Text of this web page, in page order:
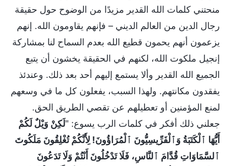
منحتني كلمات الله القدير مزيدًا من الوضوح حول حقيقة
رجال الدين من العالم الديني – فإنهم يقاومون الله. إنهم
يزعمون أنهم يحمون قطيع الله بعدم السماح لنا بمشاركة
إنجيل ملكوت الله، لكنهم في الحقيقة يخشون أن يتبع
الجميع الله القدير وألا يستمع إليهم أحد بعد ذلك. وعندئذ
يفقدون مكانتهم. ولهذا السبب، يفعلون كل ما في وسعهم
لمنع المؤمنين أو تعطيلهم عن تقصي الطريق الحق.
جعلني ذلك أفكر في كلمات الرب يسوع: "لَكِنْ وَيْلٌ لَكُمْ
أَيُّهَا ٱلْكَتَبَةُ وَٱلْفَرِّيسِيُّونَ ٱلْمُرَاؤُونَ! لِأَنَّكُمْ تُغْلِقُونَ مَلَكُوتَ
ٱلسَّمَاوَاتِ قُدَّامَ ٱلنَّاسِ، فَلَا تَدْخُلُونَ أَنْتُمْ وَلَا تَدَعُونَ